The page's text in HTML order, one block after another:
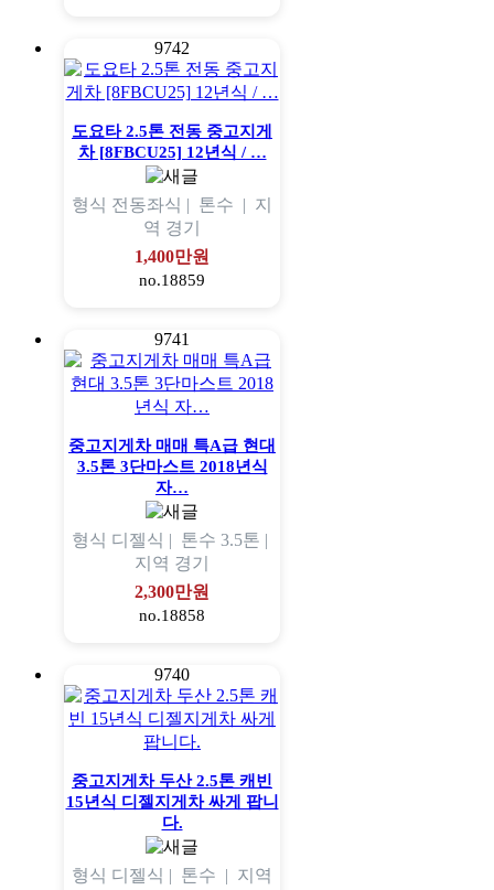
9742
도요타 2.5톤 전동 중고지게
차 [8FBCU25] 12년식 / …
형식 전동좌식 | 톤수 | 지
역 경기
1,400만원
no.18859
9741
중고지게차 매매 특A급 현대
3.5톤 3단마스트 2018년식
자…
형식 디젤식 | 톤수 3.5톤 |
지역 경기
2,300만원
no.18858
9740
중고지게차 두산 2.5톤 캐빈
15년식 디젤지게차 싸게 팝니
다.
형식 디젤식 | 톤수 | 지역